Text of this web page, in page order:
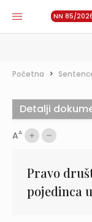
NN 85/
Početna >
AA
Pravo
pojedinca
Detalji